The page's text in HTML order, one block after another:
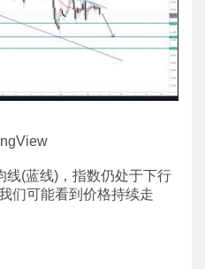
线(蓝线)，指数仍处于下行
们可能看到价格持续走